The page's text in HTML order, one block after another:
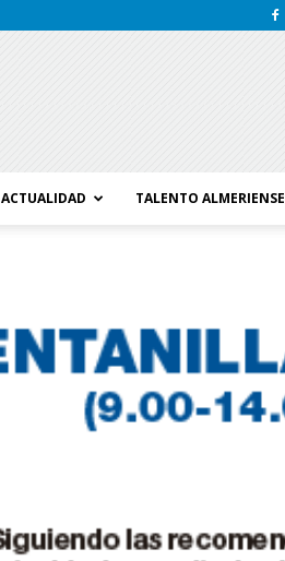
ACTUALIDAD TALENTO ALMERIENSE